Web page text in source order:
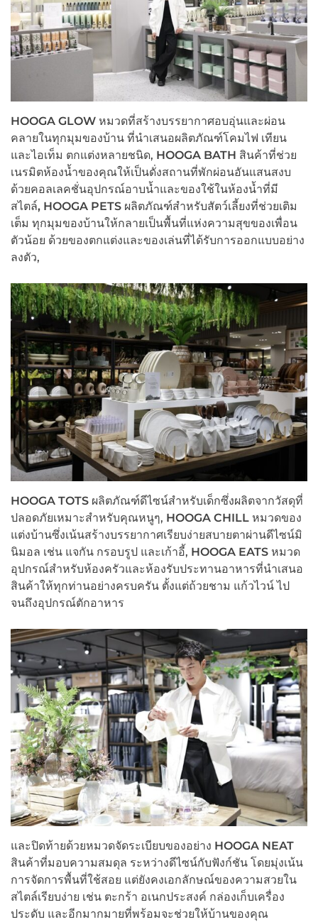
HOOGA GLOW หมวดที่สร้างบรรยากาศอบอุ่นและผ่อน
คลายในทุกมุมของบ้าน ที่นำเสนอผลิตภัณฑ์โคมไฟ เทียน
และไอเท็ม ตกแต่งหลายชนิด, HOOGA BATH สินค้าที่ช่วย
เนรมิตห้องน้ำของคุณให้เป็นดั่งสถานที่พักผ่อนอันแสนสงบ
ด้วยคอลเลคชั่นอุปกรณ์อาบน้ำและของใช้ในห้องน้ำที่มี
สไตล์, HOOGA PETS ผลิตภัณฑ์สำหรับสัตว์เลี้ยงที่ช่วยเติม
เต็ม ทุกมุมของบ้านให้กลายเป็นพื้นที่แห่งความสุขของเพื่อน
ตัวน้อย ด้วยของตกแต่งและของเล่นที่ได้รับการออกแบบอย่าง
ลงตัว,
HOOGA TOTS ผลิตภัณฑ์ดีไซน์สำหรับเด็กซึ่งผลิตจากวัสดุที่
ปลอดภัยเหมาะสำหรับคุณหนูๆ, HOOGA CHILL หมวดของ
แต่งบ้านซึ่งเน้นสร้างบรรยากาศเรียบง่ายสบายตาผ่านดีไซน์มิ
นิมอล เช่น แจกัน กรอบรูป และเก้าอี้, HOOGA EATS หมวด
อุปกรณ์สำหรับห้องครัวและห้องรับประทานอาหารที่นำเสนอ
สินค้าให้ทุกท่านอย่างครบครัน ตั้งแต่ถ้วยชาม แก้วไวน์ ไป
จนถึงอุปกรณ์ตักอาหาร
และปิดท้ายด้วยหมวดจัดระเบียบของอย่าง HOOGA NEAT
สินค้าที่มอบความสมดุล ระหว่างดีไซน์กับฟังก์ชัน โดยมุ่งเน้น
การจัดการพื้นที่ใช้สอย แต่ยังคงเอกลักษณ์ของความสวยใน
สไตล์เรียบง่าย เช่น ตะกร้า อเนกประสงค์ กล่องเก็บเครื่อง
ประดับ และอีกมากมายที่พร้อมจะช่วยให้บ้านของคุณ